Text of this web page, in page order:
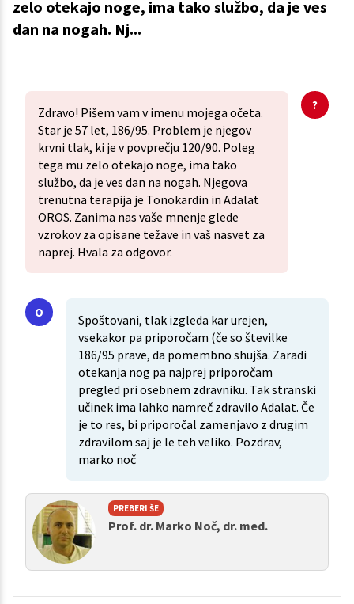
zelo otekajo noge, ima tako službo, da je ves
dan na nogah. Nj...
Zdravo! Pišem vam v imenu mojega očeta.
Star je 57 let, 186/95. Problem je njegov
krvni tlak, ki je v povprečju 120/90. Poleg
tega mu zelo otekajo noge, ima tako
službo, da je ves dan na nogah. Njegova
trenutna terapija je Tonokardin in Adalat
OROS. Zanima nas vaše mnenje glede
vzrokov za opisane težave in vaš nasvet za
naprej. Hvala za odgovor.
Spoštovani, tlak izgleda kar urejen,
vsekakor pa priporočam (če so številke
186/95 prave, da pomembno shujša. Zaradi
otekanja nog pa najprej priporočam
pregled pri osebnem zdravniku. Tak stranski
učinek ima lahko namreč zdravilo Adalat. Če
je to res, bi priporočal zamenjavo z drugim
zdravilom saj je le teh veliko. Pozdrav,
marko noč
PREBERI ŠE
Prof. dr. Marko Noč, dr. med.